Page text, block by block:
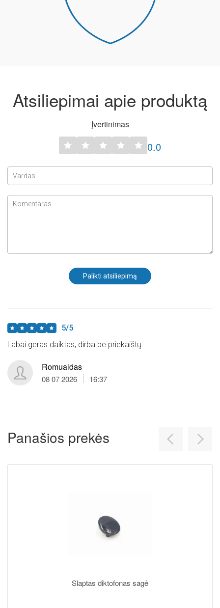
Atsiliepimai apie produktą
Įvertinimas
0.0
5/5
Labai geras daiktas, dirba be priekaištų
Romualdas
08 07 2026 16:37
Panašios prekės
Slaptas diktofonas sagė